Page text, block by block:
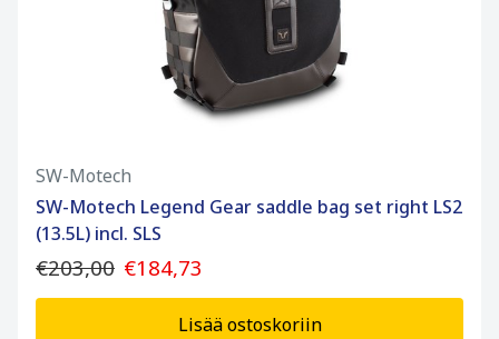
SW-Motech
SW-Motech Legend Gear saddle bag set right LS2
(13.5L) incl. SLS
€203,00 €184,73
Lisää ostoskoriin